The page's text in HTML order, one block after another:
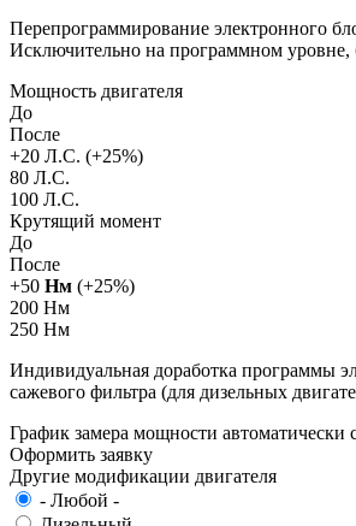
Перепрограммирование электронного
Исключительно на программном уровне,
Мощность двигателя
До
После
+20 Л.С. (+25%)
80 Л.С.
100 Л.С.
Крутящий момент
До
После
+50 Нм (+25%)
200 Нм
250 Нм
Индивидуальная доработка программы
сажевого фильтра (для дизельных
График замера мощности
Оформить заявку
Другие модификации двигателя
- Любой -